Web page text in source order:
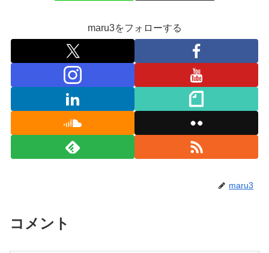
maru3をフォローする
maru3
コメント